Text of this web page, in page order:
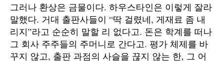
그러나 환상은 금물이다. 하우스타인은 이렇게 잘라
말했다. 거대 출판사들이 “딱 걸렸네, 게재료 좀 내
리지”라고 순순히 말할 리 없다고. 돈은 학계를 떠나
그 회사 주주들의 주머니로 간다고. 평가 체제를 바
꾸지 않고, 출판 과점의 사슬을 끊지 않는 한, 그 어